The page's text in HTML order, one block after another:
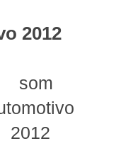
2012